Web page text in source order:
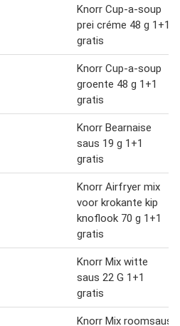
Knorr Cup-a-soup
prei créme 48 g 1+1
gratis
Knorr Cup-a-soup
groente 48 g 1+1
gratis
Knorr Bearnaise
saus 19 g 1+1
gratis
Knorr Airfryer mix
voor krokante kip
knoflook 70 g 1+1
gratis
Knorr Mix witte
saus 22 G 1+1
gratis
Knorr Mix roomsaus